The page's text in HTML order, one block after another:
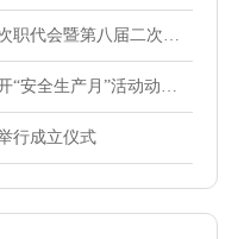
职代会暨第八届二次股
安全生产月”活动动员
行成立仪式